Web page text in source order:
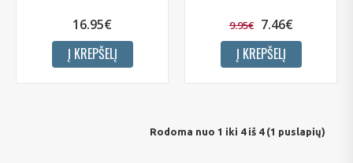
16.95€
Į KREPŠELĮ
9.95€ 7.46€
Į KREPŠELĮ
Rodoma nuo 1 iki 4 iš 4 (1 puslapių)